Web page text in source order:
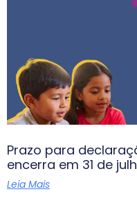
Prazo para
encerra em 31 de
Leia Mais